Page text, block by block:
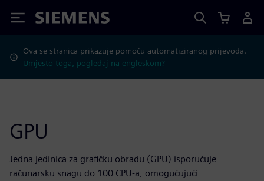
Siemens
Ova se stranica prikazuje pomoću automatiziranog prijevoda.
Umjesto toga, pogledaj na engleskom?
GPU
Jedna jedinica za grafičku obradu (GPU) isporučuje
računarsku snagu do 100 CPU-a, omogućujući